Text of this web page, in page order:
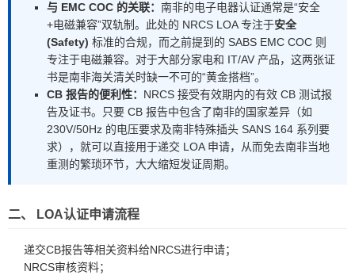
与 EMC COC 的关联： 南非的电子电器认证通常是“安全
+电磁兼容”双轨制。此处的 NRCS LOA 专注于安全
(Safety) 标准的合规，而之前提到的 SABS EMC COC 则
专注于电磁兼容。对于大部分家电和 IT/AV 产品，这两张证
书是南非海关清关时缺一不可的“黄金搭档”。
CB 报告的便利性： NRCS 接受有效期内的有效 CB 测试报
告及证书。只要 CB 报告中包含了南非的国家差异（如
230V/50Hz 的电压要求及南非特殊插头 SANS 164 系列要
求），就可以直接用于递交 LOA 申请，从而免去南非当地
重测的繁琐环节，大大缩短发证周期。
二、 LOA认证申请流程
递交CB报告等相关资料给NRCS进行申请；
NRCS审核资料；